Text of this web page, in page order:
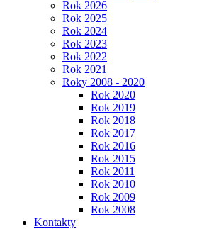
Rok 2026
Rok 2025
Rok 2024
Rok 2023
Rok 2022
Rok 2021
Roky 2008 - 2020
Rok 2020
Rok 2019
Rok 2018
Rok 2017
Rok 2016
Rok 2015
Rok 2011
Rok 2010
Rok 2009
Rok 2008
Kontakty